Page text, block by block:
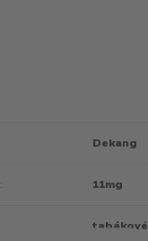
Dekang
11mg
tabákové